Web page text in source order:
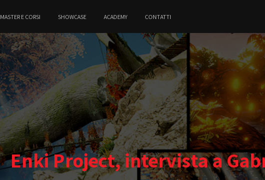
MASTER E CORSI SHOWCASE ACADEMY CONTATTI
Enki Project, intervista a